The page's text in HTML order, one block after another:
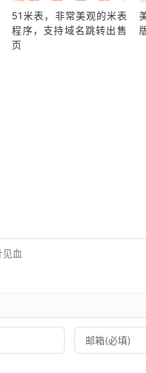
51米表，非常美观的米表
程序，支持域名跳转出售
页